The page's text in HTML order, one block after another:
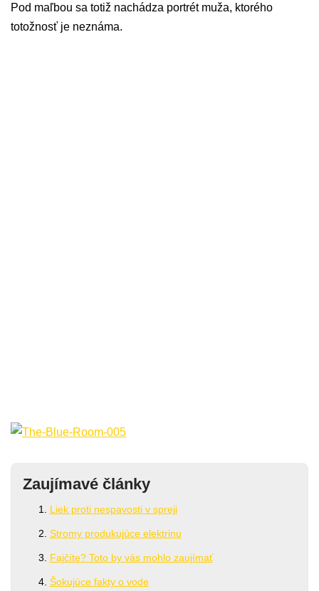
Pod maľbou sa totiž nachádza portrét muža, ktorého
totožnosť je neznáma.
Zaujímavé články
Liek proti nespavosti v spreji
Stromy produkujúce elektrinu
Fajčíte? Toto by vás mohlo zaujímať
Šokujúce fakty o vode